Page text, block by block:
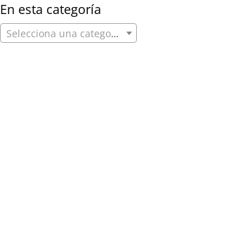
En esta categoría
Selecciona una categoría